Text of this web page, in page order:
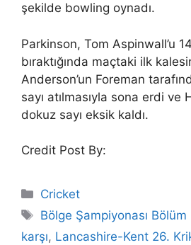
şekilde bowling oynadı.
Parkinson, Tom Aspinwall’u
bıraktığında maçtaki ilk
Anderson’un Foreman
sayı atılmasıyla sona erdi ve
dokuz sayı eksik kaldı.
Credit Post By:
Categories
Cricket
Tags
Bölge Şampiyonası Bölüm
karşı, Lancashire-Kent 26.